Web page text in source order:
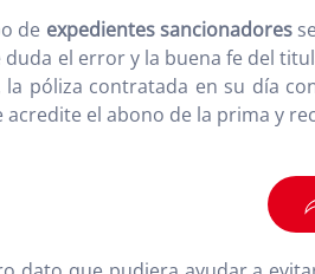
de expedientes sancionadores
el error y la buena fe del
póliza contratada en su día
el abono de la prima y